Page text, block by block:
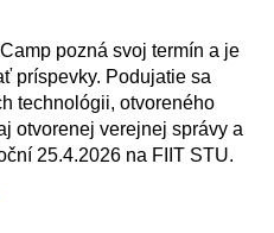
pozná svoj termín a je
príspevky. Podujatie sa
technológii, otvoreného
otvorenej verejnej správy a
25.4.2026 na FIIT STU.